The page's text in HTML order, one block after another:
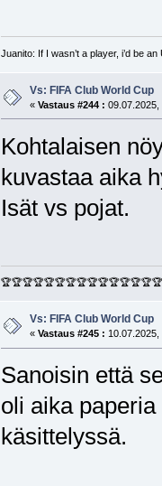
Juanito: If I wasn’t a player, i’d be an
Vs: FIFA Club World Cup
« Vastaus #244 : 09.07.2025,
Kohtalaisen
kuvastaa aika
Isät vs pojat.
🏆🏆🏆🏆🏆🏆🏆🏆🏆🏆🏆🏆🏆🏆🏆
Vs: FIFA Club World Cup
« Vastaus #245 :
Sanoisin että
oli aika
käsittelyssä.